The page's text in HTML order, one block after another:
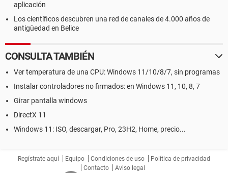
aplicación
Los científicos descubren una red de canales de 4.000 años de
antigüedad en Belice
CONSULTA TAMBIÉN
Ver temperatura de una CPU: Windows 11/10/8/7, sin programas
Instalar controladores no firmados: en Windows 11, 10, 8, 7
Girar pantalla windows
DirectX 11
Windows 11: ISO, descargar, Pro, 23H2, Home, precio...
Regístrate aquí Equipo Condiciones de uso
Política de privacidad
Contacto
Aviso legal